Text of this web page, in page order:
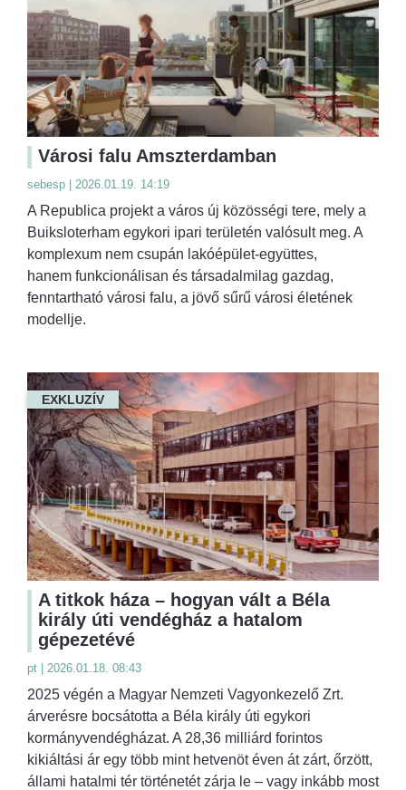
Városi falu Amszterdamban
sebesp | 2026.01.19. 14:19
A Republica projekt a város új közösségi tere, mely a
Buiksloterham egykori ipari területén valósult meg. A
komplexum nem csupán lakóépület-együttes,
hanem funkcionálisan és társadalmilag gazdag,
fenntartható városi falu, a jövő sűrű városi életének
modellje.
EXKLUZÍV
A titkok háza – hogyan vált a Béla
király úti vendégház a hatalom
gépezetévé
pt | 2026.01.18. 08:43
2025 végén a Magyar Nemzeti Vagyonkezelő Zrt.
árverésre bocsátotta a Béla király úti egykori
kormányvendégházat. A 28,36 milliárd forintos
kikiáltási ár egy több mint hetvenöt éven át zárt, őrzött,
állami hatalmi tér történetét zárja le – vagy inkább most